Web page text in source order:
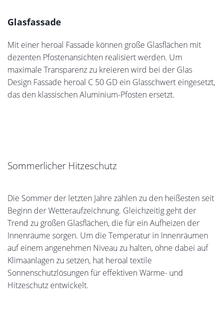
lassen mit großen Baubreiten, einem hohen Glasanteil und
Glasfassade
Mit einer heroal Fassade können große Glasflächen mit
dezenten Pfostenansichten realisiert werden. Um
maximale Transparenz zu kreieren wird bei der Glas